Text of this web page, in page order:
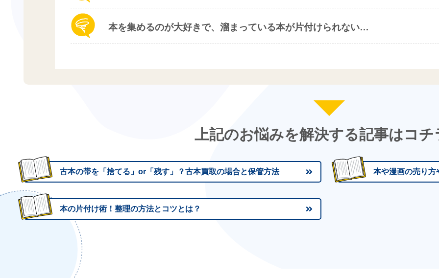
本を集めるのが大好きで、溜まっている本が片付けられない…
上記のお悩みを解決する記事はコチ
古本の帯を「捨てる」or「残す」？古本買取の場合と保管方法 本や漫画の売り方
本の片付け術！整理の方法とコツとは？